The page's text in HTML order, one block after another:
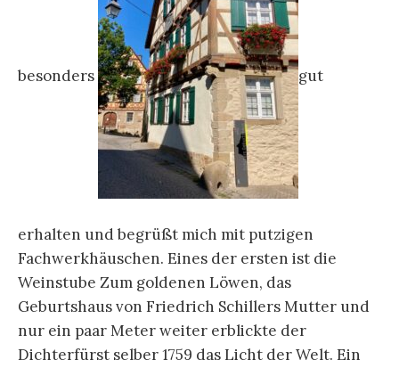
besonders gut
erhalten und begrüßt mich mit putzigen
Fachwerkhäuschen. Eines der ersten ist die
Weinstube Zum goldenen Löwen, das
Geburtshaus von Friedrich Schillers Mutter und
nur ein paar Meter weiter erblickte der
Dichterfürst selber 1759 das Licht der Welt. Ein